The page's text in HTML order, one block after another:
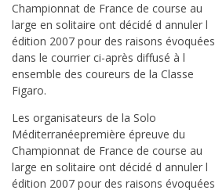
Championnat de France de course au
large en solitaire ont décidé d annuler l
édition 2007 pour des raisons évoquées
dans le courrier ci-après diffusé à l
ensemble des coureurs de la Classe
Figaro.
Les organisateurs de la Solo
Méditerranéepremière épreuve du
Championnat de France de course au
large en solitaire ont décidé d annuler l
édition 2007 pour des raisons évoquées